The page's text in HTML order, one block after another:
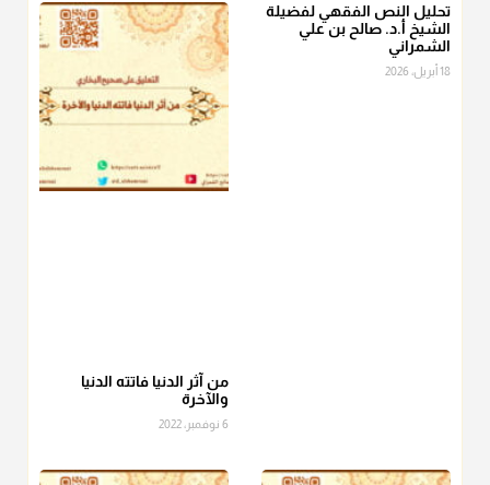
منذ 3 شهر
، فإلم يعلم إلا بعد ذلك لم تجزه لقولهﷺ:
الصاع..فمن شق عليه إخراج الطعام هذه الأيام وأراد إخراج القيمة
تحليل النص الفقهي لفضيلة
الشيخ أ.د. صالح بن علي
الشمراني
18 أبريل، 2026
من آثر الدنيا فاتته الدنيا
والآخرة
6 نوفمبر، 2022